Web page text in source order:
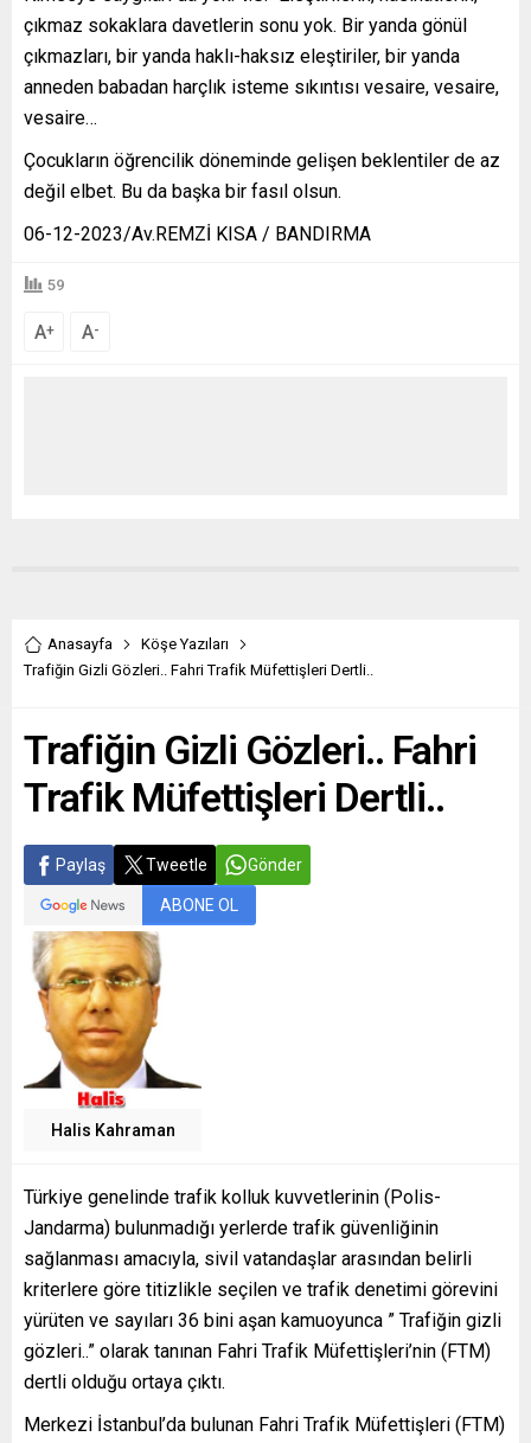
çıkmaz sokaklara davetlerin sonu yok. Bir yanda gönül
çıkmazları, bir yanda haklı-haksız eleştiriler, bir yanda
anneden babadan harçlık isteme sıkıntısı vesaire, vesaire,
vesaire…
Çocukların öğrencilik döneminde gelişen beklentiler de az
değil elbet. Bu da başka bir fasıl olsun.
06-12-2023/Av.REMZİ KISA / BANDIRMA
59
A+ A-
Anasayfa
Köşe Yazıları
Trafiğin Gizli Gözleri.. Fahri Trafik Müfettişleri Dertli..
Trafiğin Gizli Gözleri.. Fahri
Trafik Müfettişleri Dertli..
Paylaş Tweetle Gönder
ABONE OL
Halis Kahraman
Türkiye genelinde trafik kolluk kuvvetlerinin (Polis-
Jandarma) bulunmadığı yerlerde trafik güvenliğinin
sağlanması amacıyla, sivil vatandaşlar arasından belirli
kriterlere göre titizlikle seçilen ve trafik denetimi görevini
yürüten ve sayıları 36 bini aşan kamuoyunca ” Trafiğin gizli
gözleri..” olarak tanınan Fahri Trafik Müfettişleri’nin (FTM)
dertli olduğu ortaya çıktı.
Merkezi İstanbul’da bulunan Fahri Trafik Müfettişleri (FTM)